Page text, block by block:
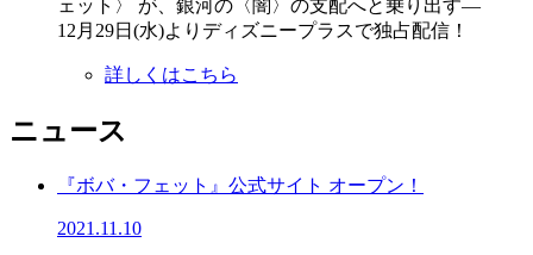
ェット〉 が、銀河の〈闇〉の支配へと乗り出す—
12月29日(水)よりディズニープラスで独占配信！
詳しくはこちら
ニュース
『ボバ・フェット』公式サイト オープン！
2021.11.10